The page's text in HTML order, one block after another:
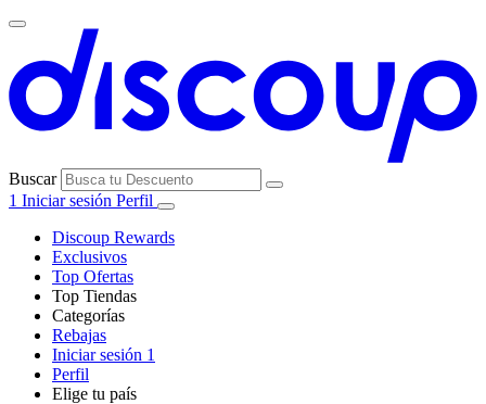
Buscar
1 Iniciar sesión Perfil
Discoup Rewards
Exclusivos
Top Ofertas
Top Tiendas
AliExpress
Categorías
Electrónica e
Rebajas
Iniciar sesión 1
Perfil
Elige tu país